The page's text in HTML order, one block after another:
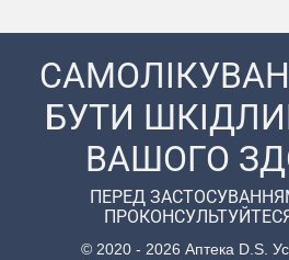
БУТИ
ВАШОГО
ПЕРЕД
© 2020 - 2026 Аптека D.S.